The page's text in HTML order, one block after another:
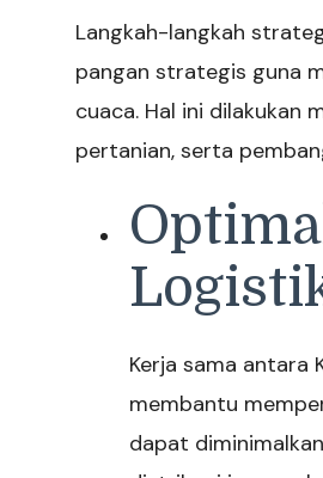
Langkah-langkah
pangan strategis guna
cuaca. Hal ini dilakukan
pertanian, serta
Kerja sama antara
membantu
dapat